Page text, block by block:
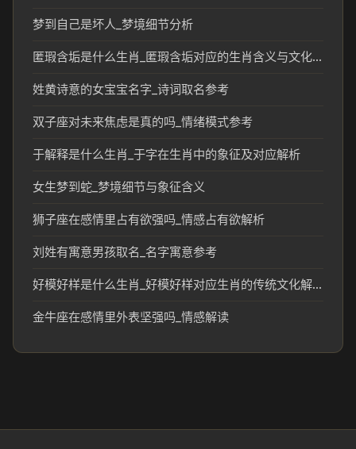
梦到自己是坏人_梦境细节分析
匿瑕含垢是什么生肖_匿瑕含垢对应的生肖含义与文化解析
姓黄诗意的女宝宝名字_诗词取名参考
双子座对未来焦虑是真的吗_情绪模式参考
于解释是什么生肖_于字在生肖中的象征及对应解析
女生梦到蛇_梦境细节与象征含义
狮子座在感情里占有欲强吗_情感占有欲解析
刘姓有寓意男孩取名_名字寓意参考
好模好样是什么生肖_好模好样对应生肖的传统文化解读
金牛座在感情里外表坚强吗_情感解读